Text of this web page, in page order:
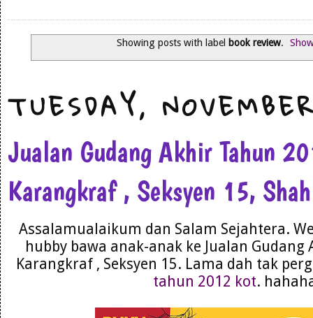
Showing posts with label book review.
TUESDAY,
Jualan Gudang Akhir Tahun
Karangkraf , Seksyen 15,
Assalamualaikum dan Salam Sejahtera.
hubby bawa anak-anak ke Jualan Gudang
Karangkraf , Seksyen 15. Lama dah tak
tahun 2012 kot.